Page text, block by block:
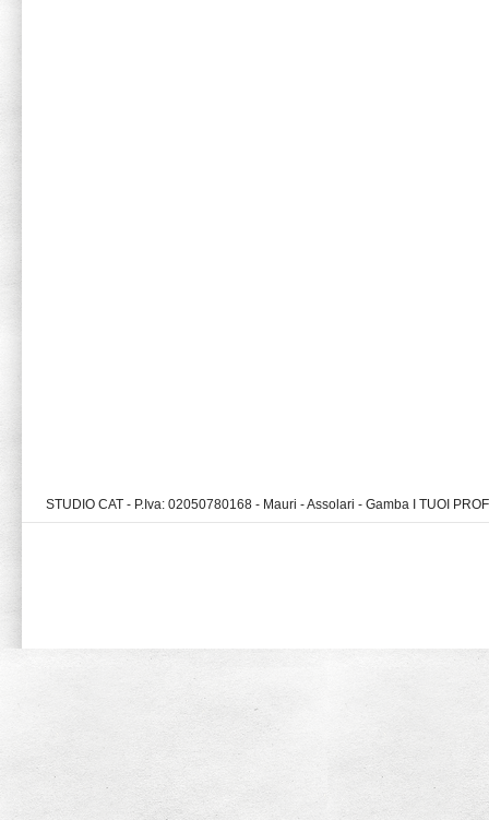
STUDIO CAT - P.Iva: 02050780168 - Mauri - Assolari - Gamba I TUOI